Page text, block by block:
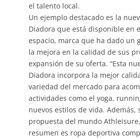
el talento local.
Un ejemplo destacado es la
Diadora que está disponible en
espacio, marca que ha dado un
la mejora en la calidad de sus
expansión de su oferta. “Esta
Diadora incorpora la mejor
variedad del mercado para
actividades como el yoga,
nuevos estilos de vida. Además,
propuesta del mundo
resumen es ropa deportiva